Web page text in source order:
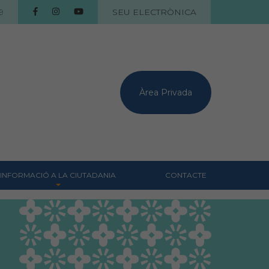
SEU ELECTRÒNICA
Àrea Privada
INFORMACIÓ A LA CIUTADANIA
Centres veterinaris
Col·legiats
Consells per a les teves
mascotes
CONTACTE